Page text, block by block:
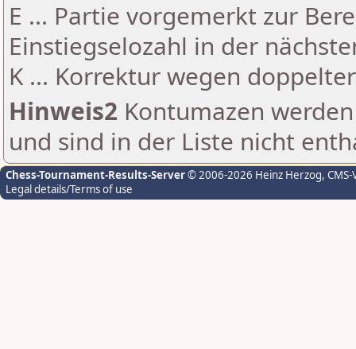
E ... Partie vorgemerkt zur
Einstiegselozahl in der
K ... Korrektur wegen
Hinweis2 Kontumazen
und sind in der Liste nicht
Chess-Tournament-Results-Server© 2006-2026 Heinz Herzog,
Legal details/Terms of use